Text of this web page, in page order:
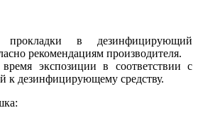
прокладки в дезинфицирующий
рекомендациям производителя.
экспозиции в соответствии с
к дезинфицирующему средству.